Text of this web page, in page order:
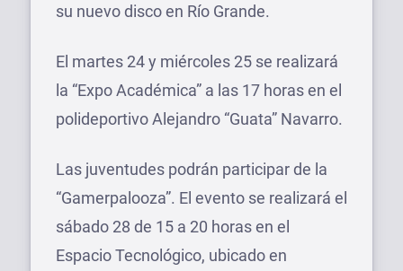
su nuevo disco en Río Grande.
El martes 24 y miércoles 25 se realizará
la “Expo Académica” a las 17 horas en el
polideportivo Alejandro “Guata” Navarro.
Las juventudes podrán participar de la
“Gamerpalooza”. El evento se realizará el
sábado 28 de 15 a 20 horas en el
Espacio Tecnológico, ubicado en